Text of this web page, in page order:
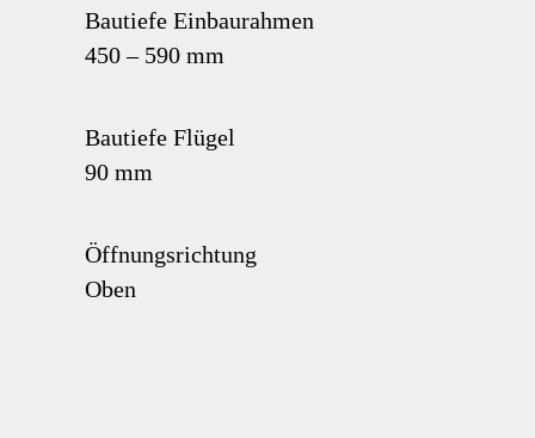
Bautiefe Einbaurahmen
450 – 590 mm
Bautiefe Flügel
90 mm
Öffnungsrichtung
Oben